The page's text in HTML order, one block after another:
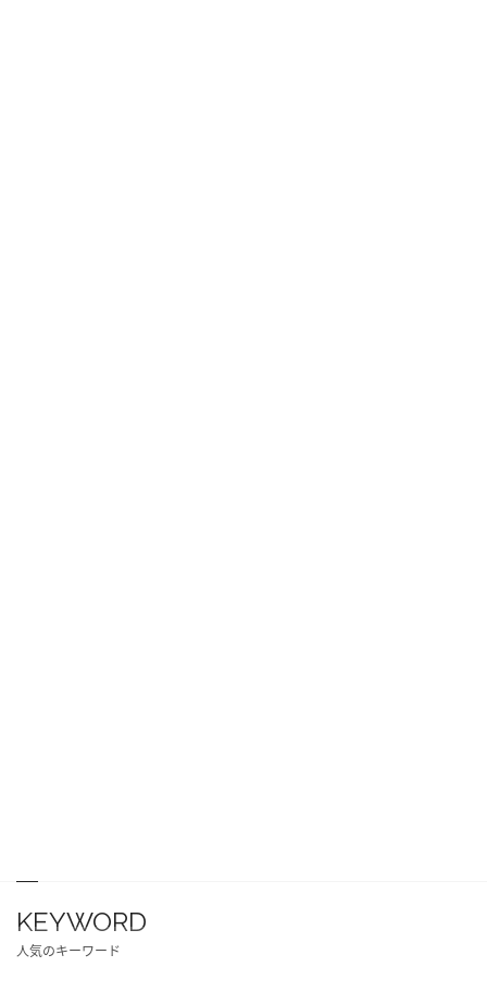
KEYWORD
人気のキーワード